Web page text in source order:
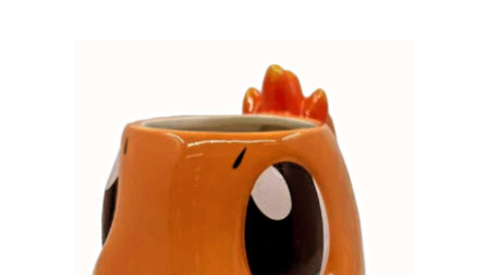
Kούπα 3D Charmader ‘ Pokemon’
450ml